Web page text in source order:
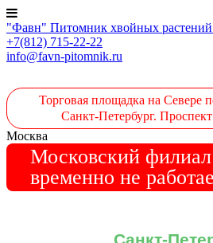
"Фавн" Питомник хвойных
+7(812) 715-22-22
info@favn-pitomnik.ru
Торговая площадка на Севере
Санкт-Петербург.
Москва
Московский филиал
временно не